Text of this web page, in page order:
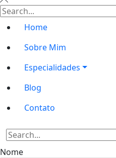
Home
Sobre Mim
Especialidades
Blog
Contato
Nome